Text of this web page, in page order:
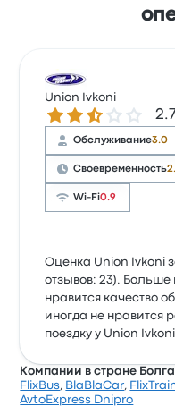
Union Ivkoni
Количество звезд:
Обслуживание3.0
Своевременность
Wi-Fi0.9
Оценка Union Ivkoni
отзывов: 23). Больше
нравится качество
иногда не нравится
поездку у Union Ivkoni
Компании в стране
FlixBus, BlaBlaCar,
AvtoExpress Dnipro